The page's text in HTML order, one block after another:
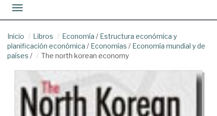
Toggle navigation
Inicio Libros Economía / Estructura económica y
planificación económica / Economías / Economía mundial y de
países / The north korean economy